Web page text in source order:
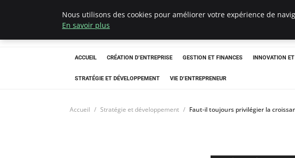
Ultimatefs
ACCUEIL CRÉATION D’ENTREPRISE GESTION ET FINANCES INNOVATION
STRATÉGIE ET DÉVELOPPEMENT VIE D’ENTREPRENEUR
Accueil Stratégie et développement Faut-il toujours privilégier la
Nous utilisons des cookies pour améliorer votre expérience de
En savoir plus